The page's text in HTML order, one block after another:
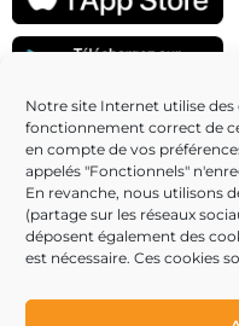
Notre site Internet utilise des
fonctionnement correct de
en compte de vos
appelés "Fonctionnels"
En revanche, nous utilisons
(partage sur les réseaux
déposent également des
est nécessaire. Ces cookies
Partenaires